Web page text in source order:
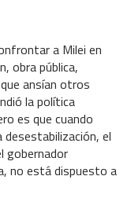
a Milei en
obra pública,
ansían otros
la política
es que cuando
el
gobernador
no está dispuesto a